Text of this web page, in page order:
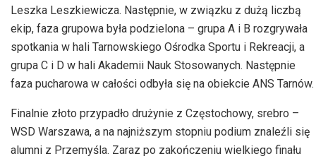
Leszka Leszkiewicza. Następnie, w związku z dużą liczbą
ekip, faza grupowa była podzielona – grupa A i B rozgrywała
spotkania w hali Tarnowskiego Ośrodka Sportu i Rekreacji, a
grupa C i D w hali Akademii Nauk Stosowanych. Następnie
faza pucharowa w całości odbyła się na obiekcie ANS Tarnów.
Finalnie złoto przypadło drużynie z Częstochowy, srebro –
WSD Warszawa, a na najniższym stopniu podium znaleźli się
alumni z Przemyśla. Zaraz po zakończeniu wielkiego finału